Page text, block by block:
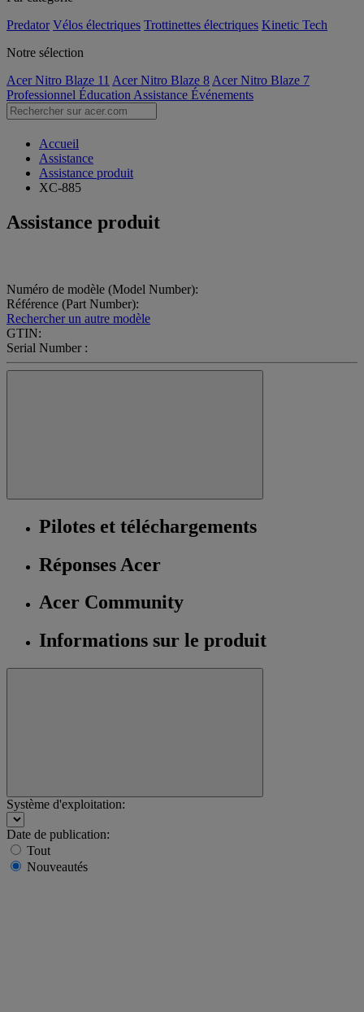
Predator Vélos électriques Trottinettes électriques Kinetic Tech
Notre sélection
Acer Nitro Blaze 11 Acer Nitro Blaze 8 Acer Nitro Blaze 7
Professionnel Éducation Assistance Événements
Accueil
Assistance
Assistance produit
XC-885
Assistance produit
Numéro de modèle (Model Number):
Référence (Part Number):
Rechercher un autre modèle
GTIN:
Serial Number :
Pilotes et téléchargements
Réponses Acer
Acer Community
Informations sur le produit
Système d'exploitation:
Date de publication:
Tout
Nouveautés